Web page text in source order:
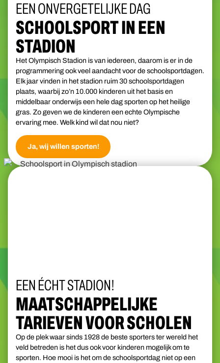
EEN ONVERGETELIJKE DAG
SCHOOLSPORT IN EEN
STADION
Het Olympisch Stadion is van iedereen, daarom is er in de
programmering ook veel aandacht voor de schoolsportdagen.
Elk jaar vinden in het stadion ruim 30 schoolsportdagen
plaats, waarbij zo’n 10.000 kinderen uit het basis en
middelbaar onderwijs een hele dag sporten op het heilige
gras. Zo geven we de kinderen een echte Olympische
ervaring mee. Welk kind wil dat nou niet?
Ja, wij willen sporten!
EEN ÉCHT STADION!
MAATSCHAPPELIJKE
TARIEVEN VOOR SCHOLEN
Op de plek waar sinds 1928 de beste sporters ter wereld het
veld betreden is het dus ook voor kinderen mogelijk om te
sporten. Hoe mooi is het om de schoolsportdag niet op een